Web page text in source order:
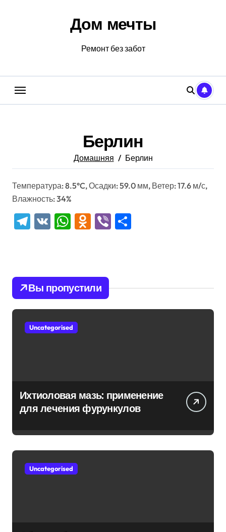
Дом мечты
Ремонт без забот
Берлин
Домашняя Берлин
Температура: 8.5°C, Осадки: 59.0 мм, Ветер: 17.6 м/с,
Влажность: 34%
Telegram
VK WhatsApp
Odnoklassniki
Viber
Вы пропустили
Uncategorised
Ихтиоловая мазь: применение
для лечения фурункулов
Uncategorised